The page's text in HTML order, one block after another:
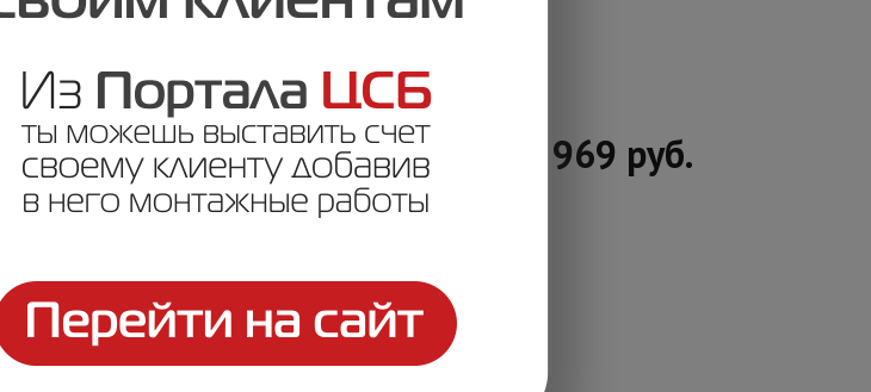
(ЧБ);
Цена: 969 руб.
1/4";
вкл.);